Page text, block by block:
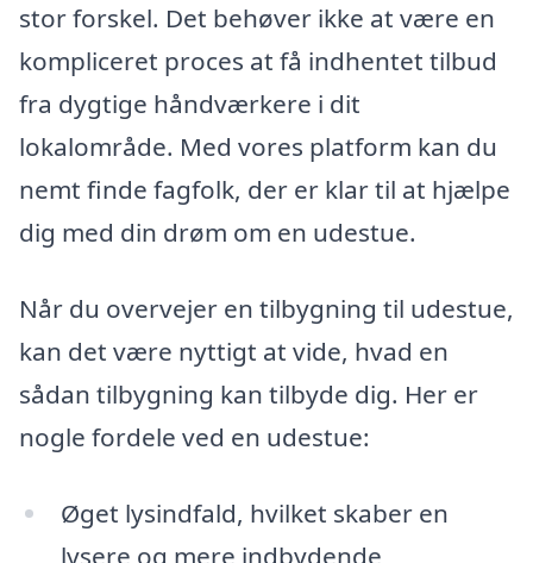
stor forskel. Det behøver ikke at være en
kompliceret proces at få indhentet tilbud
fra dygtige håndværkere i dit
lokalområde. Med vores platform kan du
nemt finde fagfolk, der er klar til at hjælpe
dig med din drøm om en udestue.
Når du overvejer en tilbygning til udestue,
kan det være nyttigt at vide, hvad en
sådan tilbygning kan tilbyde dig. Her er
nogle fordele ved en udestue:
Øget lysindfald, hvilket skaber en
lysere og mere indbydende